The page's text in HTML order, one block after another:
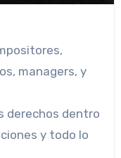
managers, y
derechos dentro
y todo lo